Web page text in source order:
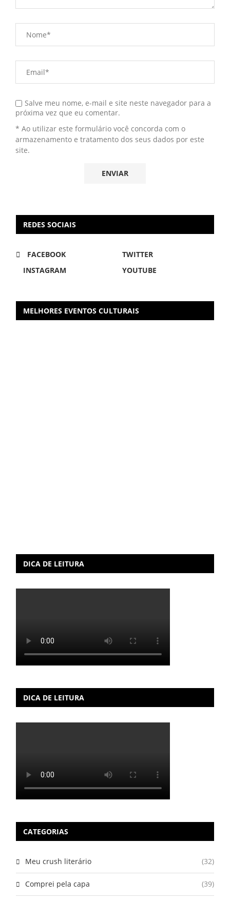
Salve meu nome, e-mail e site neste navegador para a
próxima vez que eu comentar.
* Ao utilizar este formulário você concorda com o
armazenamento e tratamento dos seus dados por este
site.
REDES SOCIAIS
FACEBOOK
TWITTER
INSTAGRAM
YOUTUBE
MELHORES EVENTOS CULTURAIS
DICA DE LEITURA
DICA DE LEITURA
CATEGORIAS
Meu crush literário (32)
Comprei pela capa (39)